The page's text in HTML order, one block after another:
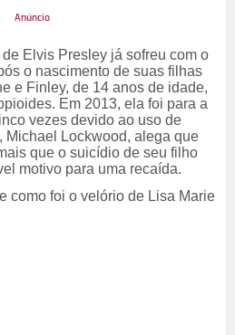
Elvis Presley já sofreu com o
o nascimento de suas filhas
e Finley, de 14 anos de idade,
Em 2013, ela foi para a
vezes devido ao uso de
Michael Lockwood, alega que
que o suicídio de seu filho
motivo para uma recaída.
como foi o velório de Lisa Marie